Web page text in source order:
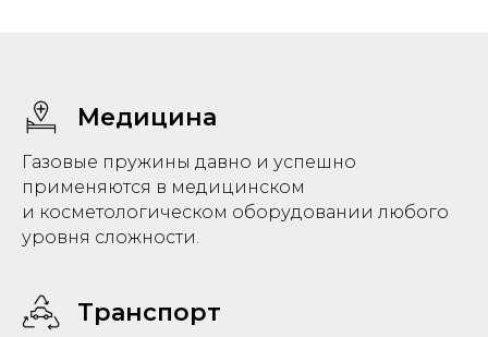
Медицина
Газовые пружины давно и успешно
применяются в медицинском
и косметологическом оборудовании любого
уровня сложности.
Транспорт